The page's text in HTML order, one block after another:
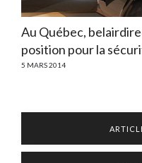
Au Québec,
position pour la
5 MARS 2014